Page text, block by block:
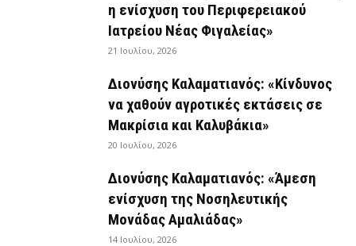
η ενίσχυση του Περιφερειακού
Ιατρείου Νέας Φιγαλείας»
21 Ιουλίου, 2026
Διονύσης Καλαματιανός: «Κίνδυνος
να χαθούν αγροτικές εκτάσεις σε
Μακρίσια και Καλυβάκια»
20 Ιουλίου, 2026
Διονύσης Καλαματιανός: «Άμεση
ενίσχυση της Νοσηλευτικής
Μονάδας Αμαλιάδας»
14 Ιουλίου, 2026